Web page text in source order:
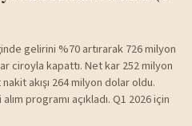
gelirini %70 artırarak 726 milyon
ciroyla kapattı. Net kar 252 milyon
akışı 264 milyon dolar oldu.
programı açıkladı. Q1 2026 için